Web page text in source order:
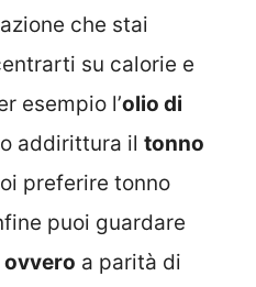
che stai
su calorie e
esempio l’olio di
o addirittura il tonno
preferire tonno
puoi guardare
a parità di